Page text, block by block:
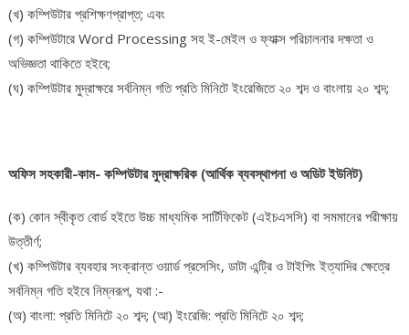
(খ) কম্পিউটার প্রশিক্ষণপ্রাপ্ত; এবং
(গ) কম্পিউটারে Word Processing সহ ই-মেইল ও ফ্যাক্স পরিচালনার দক্ষতা ও
অভিজ্ঞতা থাকিতে হইবে;
(ঘ) কম্পিউটার মুদ্রাক্ষরে সর্বনিম্ন গতি প্রতি মিনিটে ইংরেজিতে ২০ শব্দ ও বাংলায় ২০ শব্দ;
অফিস সহকারী-কাম- কম্পিউটার মুদ্রাক্ষরিক (আর্থিক ব্যবস্থাপনা ও অডিট ইউনিট)
(ক) কোন স্বীকৃত বোর্ড হইতে উচ্চ মাধ্যমিক সার্টিফিকেট (এইচএসসি) বা সমমানের পরীক্ষায়
উত্তীর্ণ;
(খ) কম্পিউটার ব্যবহার সংক্রান্ত ওয়ার্ড প্রসেসিং, ডাটা এন্ট্রি ও টাইপিং ইত্যাদির ক্ষেত্রে
সর্বনিম্ন গতি হইবে নিম্নরূপ, যথা :-
(অ) বাংলা: প্রতি মিনিটে ২০ শব্দ; (আ) ইংরেজি: প্রতি মিনিটে ২০ শব্দ;